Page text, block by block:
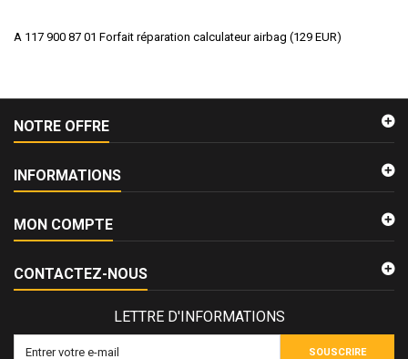
A 117 900 87 01 Forfait réparation calculateur airbag (129 EUR)
NOTRE OFFRE
INFORMATIONS
MON COMPTE
CONTACTEZ-NOUS
LETTRE D'INFORMATIONS
SOUSCRIRE